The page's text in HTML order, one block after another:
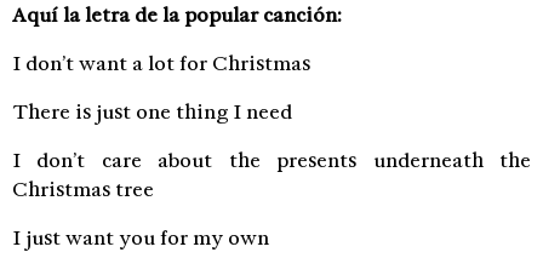
Aquí la letra de la popular canción:
I don’t want a lot for Christmas
There is just one thing I need
I don’t care about the presents underneath the
Christmas tree
I just want you for my own